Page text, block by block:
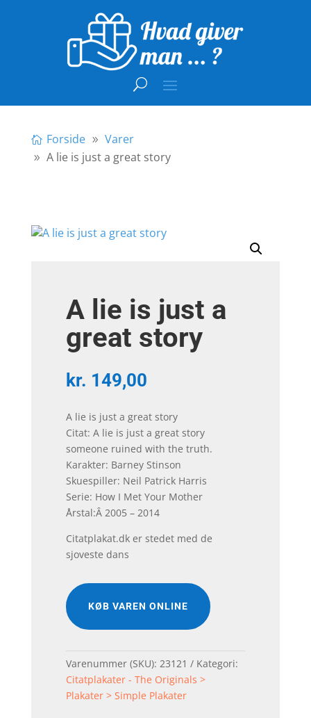
Forside
Varer
A lie is just a great story
A lie is just a
great story
kr. 149,00
A lie is just a great story
Citat: A lie is just a great story
someone ruined with the truth.
Karakter: Barney Stinson
Skuespiller: Neil Patrick Harris
Serie: How I Met Your Mother
Årstal:Â 2005 – 2014
Citatplakat.dk er stedet med de
sjoveste dans
KØB VAREN ONLINE
Varenummer (SKU): 23121
Kategori:
Citatplakater - The Originals >
Plakater > Simple Plakater